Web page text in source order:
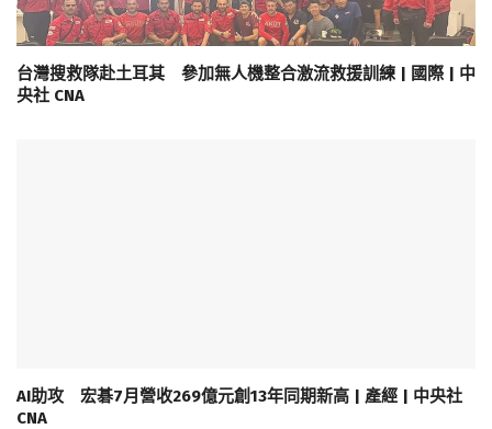
台灣搜救隊赴土耳其 參加無人機整合激流救援訓練 | 國際 | 中
央社 CNA
AI助攻 宏碁7月營收269億元創13年同期新高 | 產經 | 中央社
CNA